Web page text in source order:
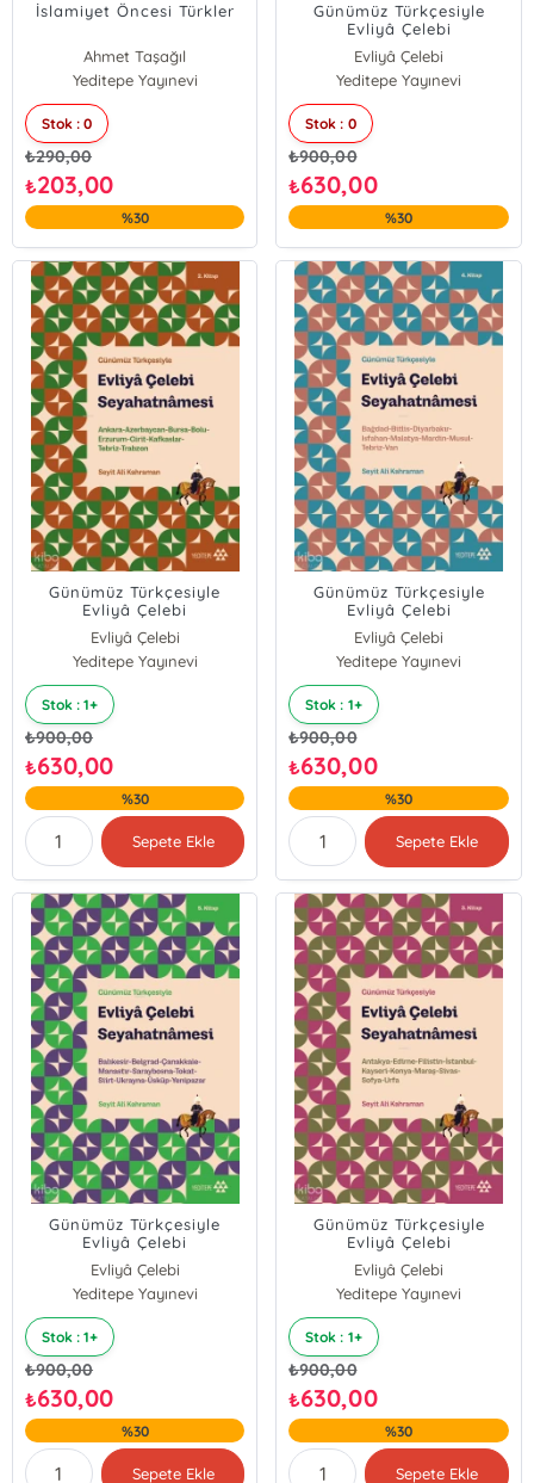
İslamiyet Öncesi Türkler
Ahmet Taşağıl
Pelin Çift
Yeditepe Yayınevi
Stok : 0
₺290,00
₺203,00
%30
Günümüz Türkçesiyle
Evliyâ Çelebi
Seyahatnâmesi 8.
Kitap;Atina-Elbistan-Girit-
Kavala-Mora-Ohri-
Selanik-Tekirdağ-Tırhala
Evliyâ Çelebi
Yeditepe Yayınevi
Stok : 0
₺900,00
₺630,00
%30
Günümüz Türkçesiyle
Evliyâ Çelebi
Seyahatnâmesi 2.
Kitap;Ankara,
Azerbaycan, Bursa, Bolu,
Erzurum, Girit, Kafkaslar,
Tebriz, Trabzon
Evliyâ Çelebi
Yeditepe Yayınevi
Stok : 1+
₺900,00
₺630,00
%30
Sepete Ekle
Günümüz Türkçesiyle
Evliyâ Çelebi
Seyahatnâmesi 4.
Kitap;Bağdad-Bitlis-
Diyarbakır-Isfahan-
Malatya- Mardin-Musul-
Tebriz-Van
Evliyâ Çelebi
Yeditepe Yayınevi
Stok : 1+
₺900,00
₺630,00
%30
Sepete Ekle
Günümüz Türkçesiyle
Evliyâ Çelebi
Seyahatnâmesi 5.
Kitap;Balıkesir-Belgrad-
Çanakkale-Manastır-
Saraybosna-Tokat-Siirt-
Ukranya-Üsküp-Yenipazar
Evliyâ Çelebi
Yeditepe Yayınevi
Stok : 1+
₺900,00
₺630,00
%30
Sepete Ekle
Günümüz Türkçesiyle
Evliyâ Çelebi
Seyahatnâmesi 3.
Kitap;Antakya-Edirne-
Filistin-İstanbul-Kayseri-
Konya- Maraş-Sivas-
Sofya-Urfa
Evliyâ Çelebi
Yeditepe Yayınevi
Stok : 1+
₺900,00
₺630,00
%30
Sepete Ekle